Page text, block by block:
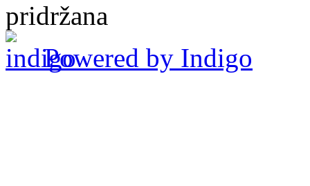
pridržana
Powered by Indigo